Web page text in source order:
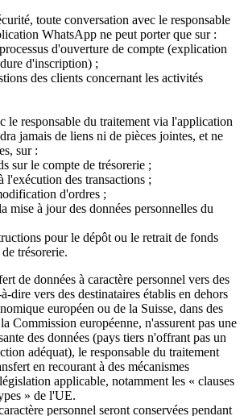
toute conversation avec le responsable
WhatsApp ne peut porter que sur :
d'ouverture de compte (explication
d'inscription) ;
des clients concernant les activités
le responsable du traitement via l'application
jamais de liens ni de pièces jointes, et ne
sur :
sur le compte de trésorerie ;
l'exécution des transactions ;
d'ordres ;
mise à jour des données personnelles du
pour le dépôt ou le retrait de fonds
trésorerie.
de données à caractère personnel vers des
dire vers des destinataires établis en dehors
européen ou de la Suisse, dans des
Commission européenne, n'assurent pas une
des données (pays tiers n'offrant pas un
adéquat), le responsable du traitement
en recourant à des mécanismes
applicable, notamment les « clauses
» de l'UE.
personnel seront conservées pendant